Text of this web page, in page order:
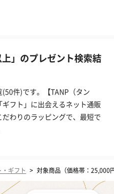
」のプレゼント検索結
件)です。【TANP（タン
フト」に出会えるネット通販
わりのラッピングで、最短で
ギフト > 対象商品（価格帯：25,000